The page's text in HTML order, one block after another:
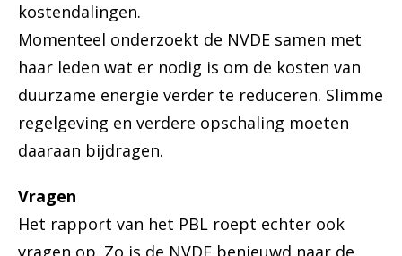
kostendalingen.
Momenteel onderzoekt de NVDE samen met
haar leden wat er nodig is om de kosten van
duurzame energie verder te reduceren. Slimme
regelgeving en verdere opschaling moeten
daaraan bijdragen.
Vragen
Het rapport van het PBL roept echter ook
vragen op. Zo is de NVDE benieuwd naar de